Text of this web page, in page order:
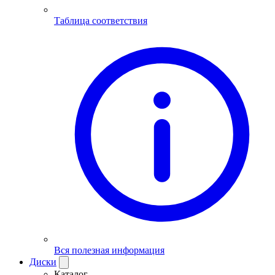
Таблица соответствия
Вся полезная информация
Диски